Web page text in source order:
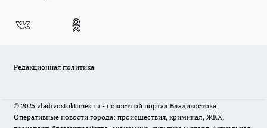
Редакционная политика
© 2025 vladivostoktimes.ru - новостной портал Владивостока.
Оперативные новости города: происшествия, криминал, ЖКХ,